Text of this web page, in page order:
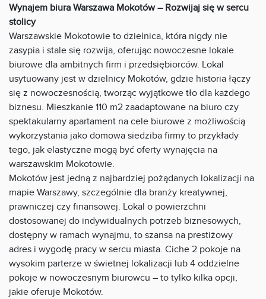
Wynajem biura Warszawa Mokotów – Rozwijaj się w sercu
stolicy
Warszawskie Mokotowie to dzielnica, która nigdy nie
zasypia i stale się rozwija, oferując nowoczesne lokale
biurowe dla ambitnych firm i przedsiębiorców. Lokal
usytuowany jest w dzielnicy Mokotów, gdzie historia łączy
się z nowoczesnością, tworząc wyjątkowe tło dla każdego
biznesu. Mieszkanie 110 m2 zaadaptowane na biuro czy
spektakularny apartament na cele biurowe z możliwością
wykorzystania jako domowa siedziba firmy to przykłady
tego, jak elastyczne mogą być oferty wynajęcia na
warszawskim Mokotowie.
Mokotów jest jedną z najbardziej pożądanych lokalizacji na
mapie Warszawy, szczególnie dla branży kreatywnej,
prawniczej czy finansowej. Lokal o powierzchni
dostosowanej do indywidualnych potrzeb biznesowych,
dostępny w ramach wynajmu, to szansa na prestiżowy
adres i wygodę pracy w sercu miasta. Ciche 2 pokoje na
wysokim parterze w świetnej lokalizacji lub 4 oddzielne
pokoje w nowoczesnym biurowcu – to tylko kilka opcji,
jakie oferuje Mokotów.